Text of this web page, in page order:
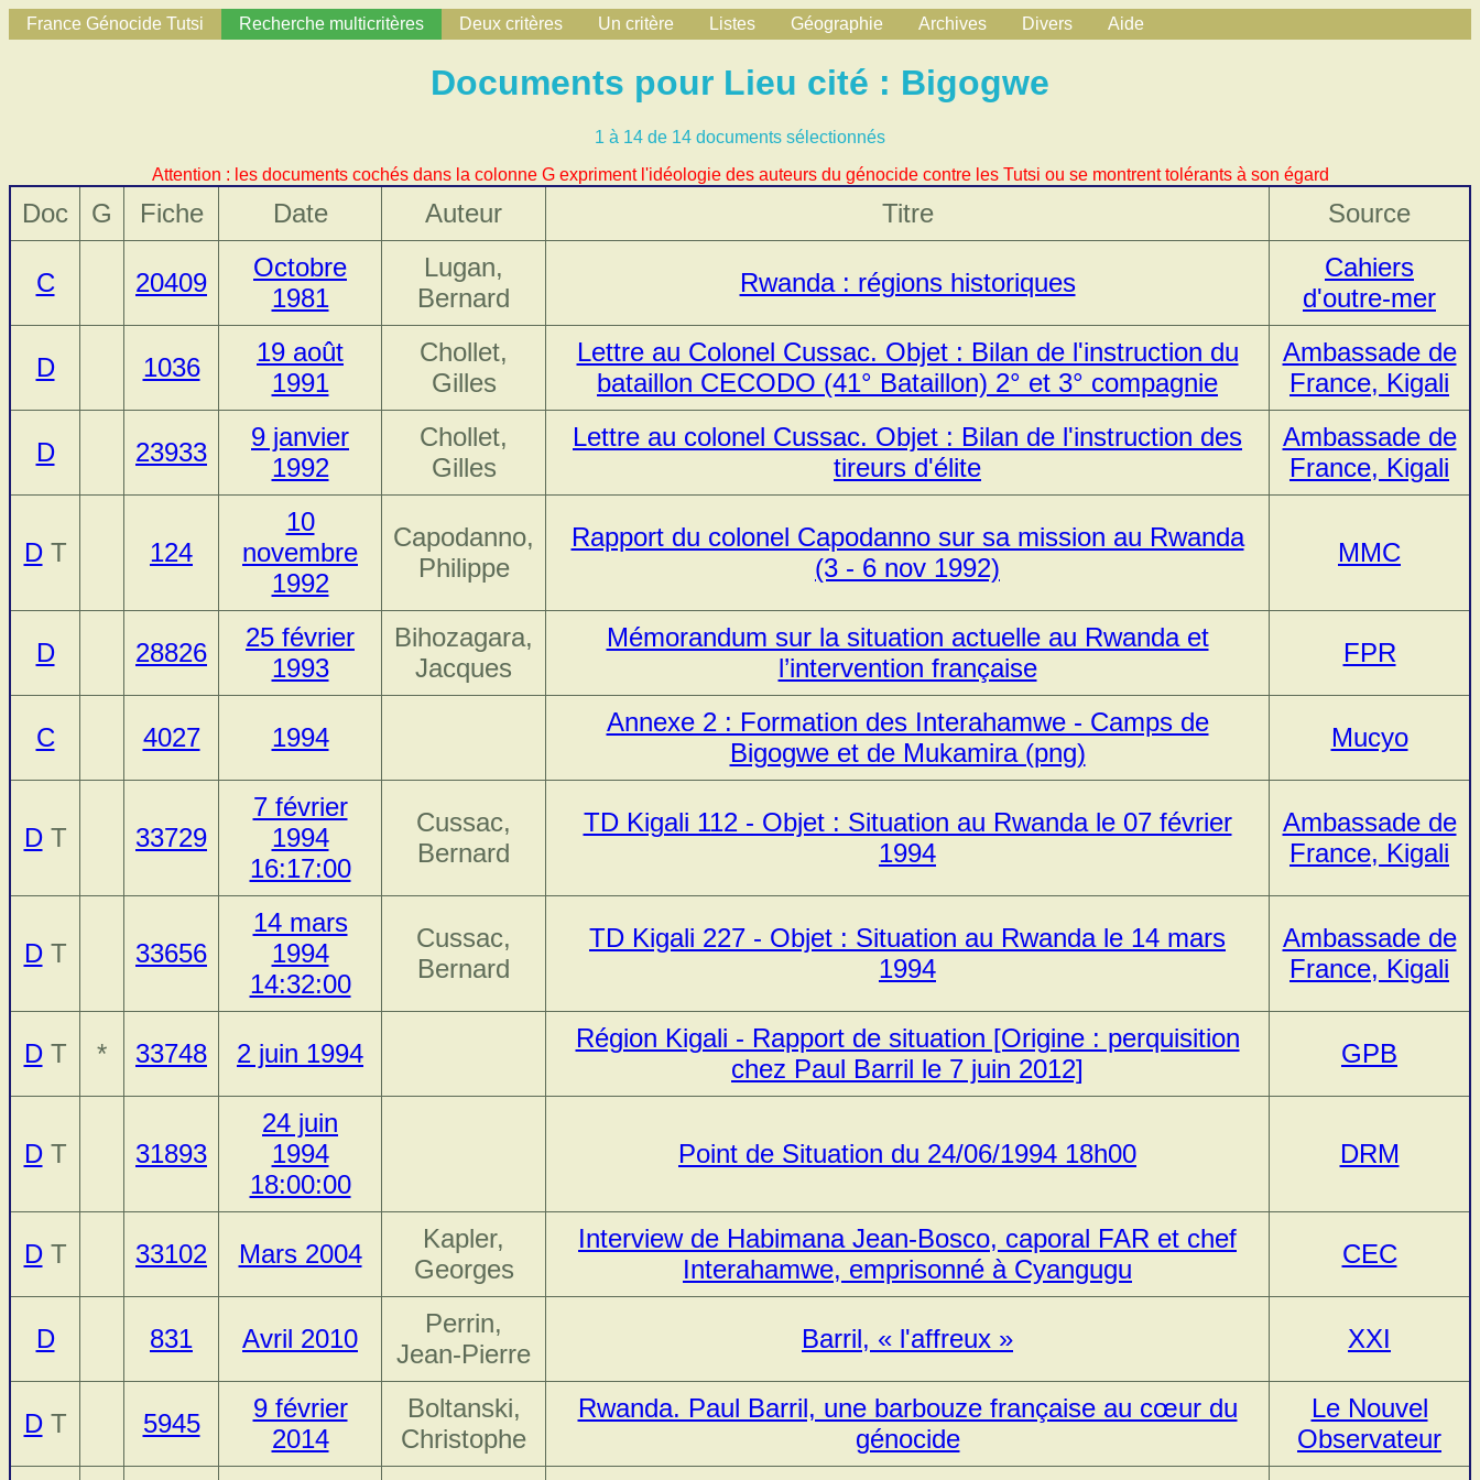
France Génocide Tutsi Recherche multicritères Deux critères Un critère Listes Géographie Archives Divers Aide
Documents pour Lieu cité : Bigogwe
1 à 14 de 14 documents sélectionnés
Attention : les documents cochés dans la colonne G expriment l'idéologie des auteurs du génocide contre les Tutsi ou se montrent tolérants à son égard
Doc G Fiche Date Auteur Titre Source
C 20409
Octobre
1981
Lugan,
Bernard
Rwanda : régions historiques
Cahiers
d'outre-mer
D 1036
19 août
1991
Chollet,
Gilles
Lettre au Colonel Cussac. Objet : Bilan de l'instruction du
bataillon CECODO (41° Bataillon) 2° et 3° compagnie
Ambassade de
France, Kigali
D 23933
9 janvier
1992
Chollet,
Gilles
Lettre au colonel Cussac. Objet : Bilan de l'instruction des
tireurs d'élite
Ambassade de
France, Kigali
DT 124
10
novembre
1992
Capodanno,
Philippe
Rapport du colonel Capodanno sur sa mission au Rwanda
(3 - 6 nov 1992)
MMC
D 28826
25 février
1993
Bihozagara,
Jacques
Mémorandum sur la situation actuelle au Rwanda et
l’intervention française
FPR
C 4027 1994
Annexe 2 : Formation des Interahamwe - Camps de
Bigogwe et de Mukamira (png)
Mucyo
DT 33729
7 février
1994
16:17:00
Cussac,
Bernard
TD Kigali 112 - Objet : Situation au Rwanda le 07 février
1994
Ambassade de
France, Kigali
DT 33656
14 mars
1994
14:32:00
Cussac,
Bernard
TD Kigali 227 - Objet : Situation au Rwanda le 14 mars
1994
Ambassade de
France, Kigali
DT * 33748 2 juin 1994
Région Kigali - Rapport de situation [Origine : perquisition
chez Paul Barril le 7 juin 2012]
GPB
DT 31893
24 juin
1994
18:00:00
Point de Situation du 24/06/1994 18h00 DRM
DT 33102 Mars 2004
Kapler,
Georges
Interview de Habimana Jean-Bosco, caporal FAR et chef
Interahamwe, emprisonné à Cyangugu
CEC
D 831 Avril 2010
Perrin,
Jean-Pierre
Barril, « l'affreux » XXI
DT 5945
9 février
2014
Boltanski,
Christophe
Rwanda. Paul Barril, une barbouze française au cœur du
génocide
Le Nouvel
Observateur